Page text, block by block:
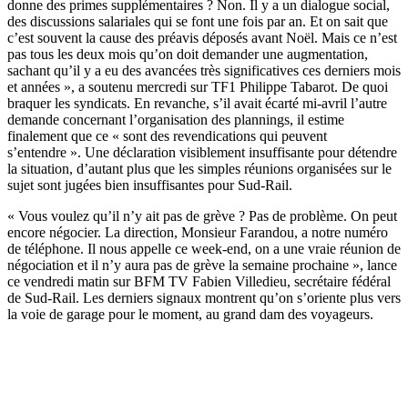
donne des primes supplémentaires ? Non. Il y a un dialogue social,
des discussions salariales qui se font une fois par an. Et on sait que
c’est souvent la cause des préavis déposés avant Noël. Mais ce n’est
pas tous les deux mois qu’on doit demander une augmentation,
sachant qu’il y a eu des avancées très significatives ces derniers mois
et années », a soutenu mercredi sur TF1 Philippe Tabarot. De quoi
braquer les syndicats. En revanche, s’il avait écarté mi-avril l’autre
demande concernant l’organisation des plannings, il estime
finalement que ce « sont des revendications qui peuvent
s’entendre ». Une déclaration visiblement insuffisante pour détendre
la situation, d’autant plus que les simples réunions organisées sur le
sujet sont jugées bien insuffisantes pour Sud-Rail.
« Vous voulez qu’il n’y ait pas de grève ? Pas de problème. On peut
encore négocier. La direction, Monsieur Farandou, a notre numéro
de téléphone. Il nous appelle ce week-end, on a une vraie réunion de
négociation et il n’y aura pas de grève la semaine prochaine », lance
ce vendredi matin sur BFM TV Fabien Villedieu, secrétaire fédéral
de Sud-Rail. Les derniers signaux montrent qu’on s’oriente plus vers
la voie de garage pour le moment, au grand dam des voyageurs.